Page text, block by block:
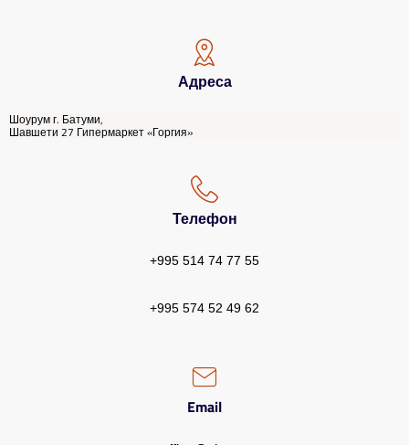
Адреса
Шоурум г. Батуми,
Шавшети 27 Гипермаркет «Горгия»
Телефон
+995 514 74 77 55
+995 574 52 49 62
Email